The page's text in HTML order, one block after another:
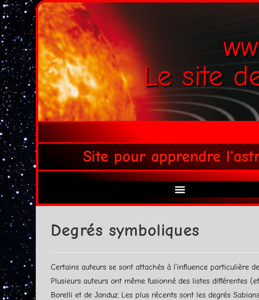
Le site
Site pour apprendre
Degrés symboliques
Certains auteurs se sont attachés à l’influence particulière
Plusieurs auteurs ont même fusionné des listes différentes
Borelli et de Janduz. Les plus récents sont les degrés